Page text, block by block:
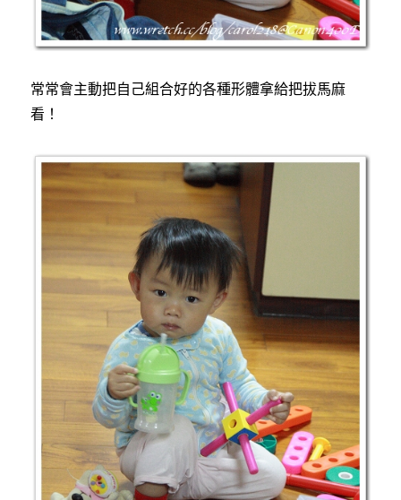
常常會主動把自己組合好的各種形體拿給把拔馬麻
看！